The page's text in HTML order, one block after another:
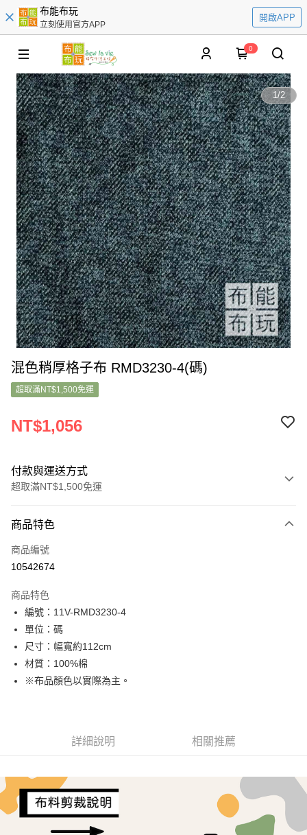
布能布玩
立刻使用官方APP
開啟APP
0
1/2
混色稍厚格子布 RMD3230-4(碼)
超取滿NT$1,500免運
NT$1,056
付款與運送方式
超取滿NT$1,500免運
信用卡一次付款
超商取貨付款
Apple Pay
街口支付
Google Pay
大哥付你分期
2.付款方式選擇「大哥付你分期」，訂單成立後會自動跳轉到大哥付的交易
3.實際核准額度、可分期數及費用金額請依後續交易確認頁面所載為準。
4.訂單成立30分鐘內，如未前往確認交易或遇審核未通過，訂單將自動取
消。如遇「轉專審核」未通過狀況，表示未達大哥付你分期系統評分，恕無
法說明評估內容。
【繳款方式說明】
便利好安心！
１．簡單：不需註冊會員、不需綁卡、不需儲值。
２．便利：只要手機號碼，簡訊認證，即可結帳。
運送方式
商品特色
商品編號
10542674
商品特色
編號：11V-RMD3230-4
單位：碼
尺寸：幅寬約112cm
材質：100%棉
※布品顏色以實際為主。
詳細說明 相關推薦